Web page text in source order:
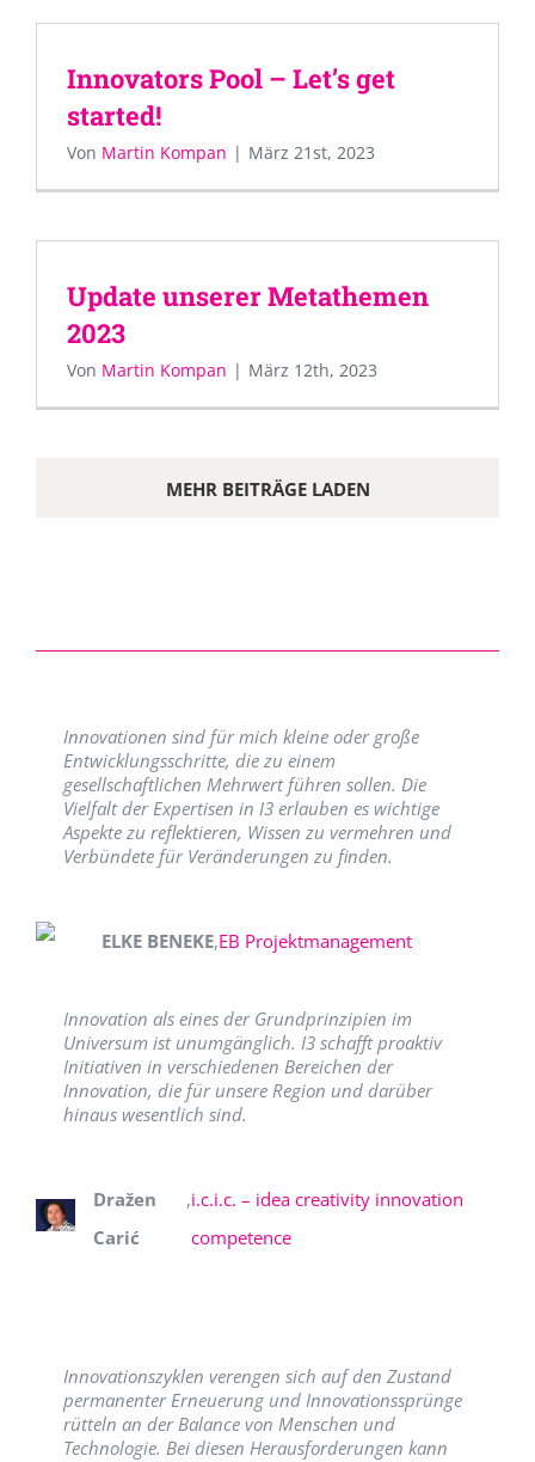
Innovators Pool – Let’s get
started!
Von Martin Kompan | März 21st, 2023
Update unserer Metathemen
2023
Von Martin Kompan | März 12th, 2023
MEHR BEITRÄGE LADEN
Innovationen sind für mich kleine oder große
Entwicklungsschritte, die zu einem
gesellschaftlichen Mehrwert führen sollen. Die
Vielfalt der Expertisen in I3 erlauben es wichtige
Aspekte zu reflektieren, Wissen zu vermehren und
Verbündete für Veränderungen zu finden.
ELKE BENEKE,EB Projektmanagement
Innovation als eines der Grundprinzipien im
Universum ist unumgänglich. I3 schafft proaktiv
Initiativen in verschiedenen Bereichen der
Innovation, die für unsere Region und darüber
hinaus wesentlich sind.
Dražen
Carić
,i.c.i.c. – idea creativity innovation
competence
Innovationszyklen verengen sich auf den Zustand
permanenter Erneuerung und Innovationssprünge
rütteln an der Balance von Menschen und
Technologie. Bei diesen Herausforderungen kann